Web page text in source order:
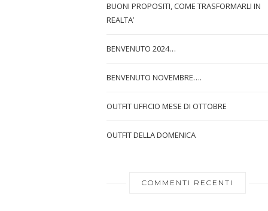
BUONI PROPOSITI, COME TRASFORMARLI IN
REALTA’
BENVENUTO 2024…
BENVENUTO NOVEMBRE….
OUTFIT UFFICIO MESE DI OTTOBRE
OUTFIT DELLA DOMENICA
COMMENTI RECENTI